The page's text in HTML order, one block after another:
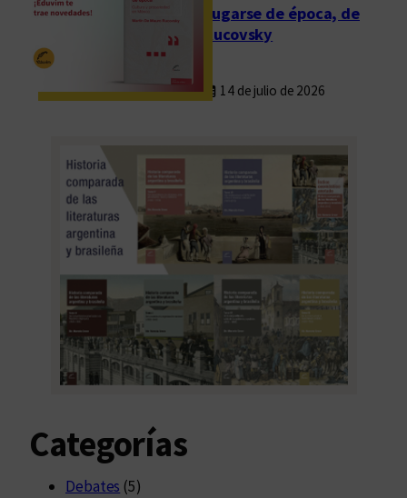
Fugarse de época, de
Rucovsky
14 de julio de 2026
Categorías
Debates (5)